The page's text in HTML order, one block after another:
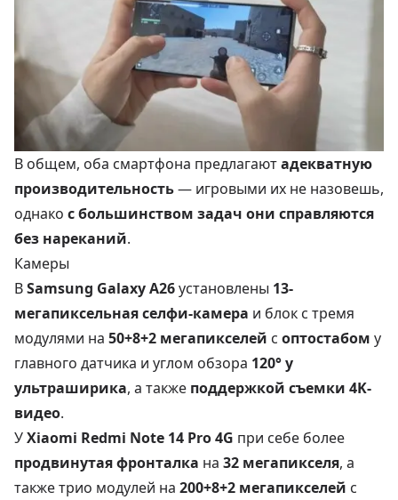
В общем, оба смартфона предлагаютадекватную
производительность— игровыми их не назовешь,
однако с большинством задач они справляются
без нареканий.
Камеры
ВSamsung Galaxy A26установлены 13-
мегапиксельная селфи-камера и блок с тремя
модулями на 50+8+2 мегапикселей с оптостабом у
главного датчика и углом обзора 120° у
ультраширика, а также поддержкой съемки 4K-
видео.
УXiaomi Redmi Note 14 Pro 4G при себе более
продвинутая фронталка на 32 мегапикселя, а
также трио модулей на 200+8+2 мегапикселей с